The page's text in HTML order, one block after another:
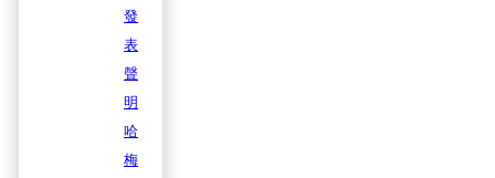
發
表
聲
明
哈
梅